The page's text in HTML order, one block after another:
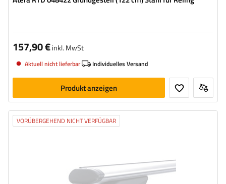
157,90 €inkl. MwSt
Aktuell nicht lieferbar Individuelles Versand
Produkt anzeigen
VORÜBERGEHEND NICHT VERFÜGBAR